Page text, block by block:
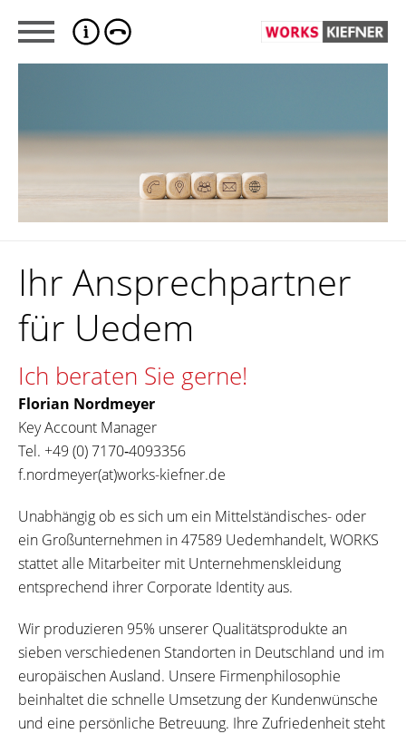
Ihr Ansprechpartner
für Uedem
Ich beraten Sie gerne!
Florian Nordmeyer
Key Account Manager
Tel. +49 (0) 7170‐4093356
f.nordmeyer(at)works-kiefner.de
Unabhängig ob es sich um ein Mittelständisches- oder
ein Großunternehmen in 47589 Uedemhandelt, WORKS
stattet alle Mitarbeiter mit Unternehmenskleidung
entsprechend ihrer Corporate Identity aus.
Wir produzieren 95% unserer Qualitätsprodukte an
sieben verschiedenen Standorten in Deutschland und im
europäischen Ausland. Unsere Firmenphilosophie
beinhaltet die schnelle Umsetzung der Kundenwünsche
und eine persönliche Betreuung. Ihre Zufriedenheit steht